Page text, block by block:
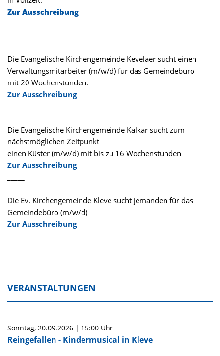
Zur Ausschreibung
Die Evangelische Kirchengemeinde Kevelaer sucht einen
Verwaltungsmitarbeiter (m/w/d) für das Gemeindebüro
mit 20 Wochenstunden.
Zur Ausschreibung
Die Evangelische Kirchengemeinde Kalkar sucht zum
nächstmöglichen Zeitpunkt
einen Küster (m/w/d) mit bis zu 16 Wochenstunden
Zur Ausschreibung
Die Ev. Kirchengemeinde Kleve sucht jemanden für das
Gemeindebüro (m/w/d)
Zur Ausschreibung
VERANSTALTUNGEN
Sonntag, 20.09.2026 | 15:00 Uhr
Reingefallen - Kindermusical in Kleve